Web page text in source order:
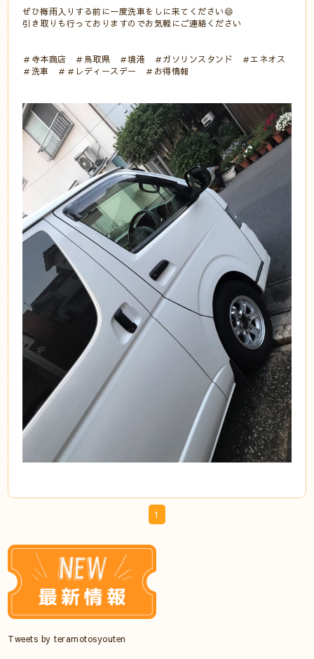
ぜひ梅雨入りする前に一度洗車をしに来てください😄
引き取りも行っておりますのでお気軽にご連絡ください
＃寺本商店 ＃鳥取県 ＃境港 ＃ガソリンスタンド ＃エネオス
＃洗車 ＃＃レディースデー ＃お得情報
1
Tweets by teramotosyouten